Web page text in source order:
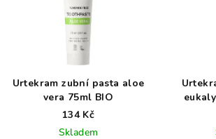
Urtekram zubní pasta aloe
vera 75ml BIO
134 Kč
Skladem